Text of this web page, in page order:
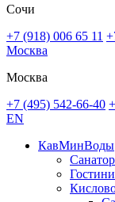
Сочи
+7 (918) 006 65 11
Москва
Москва
+7 (495) 542-66-40
EN
КавМинВоды